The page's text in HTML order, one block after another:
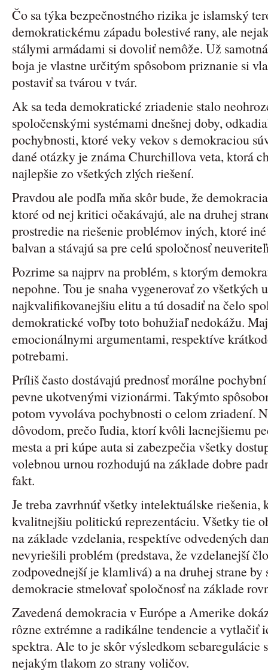
Čo sa týka bezpečnostného rizika je islamský
demokratickému západu bolestivé rany, ale
stálymi armádami si dovoliť nemôže. Už
boja je vlastne určitým spôsobom priznanie si
postaviť sa tvárou v tvár.
Ak sa teda demokratické zriadenie stalo
spoločenskými systémami dnešnej doby,
pochybnosti, ktoré veky vekov s demokraciou
dané otázky je známa Churchillova veta, ktorá
najlepšie zo všetkých zlých riešení.
Pravdou ale podľa mňa skôr bude, že
ktoré od nej kritici očakávajú, ale na druhej
prostredie na riešenie problémov iných, ktoré
balvan a stávajú sa pre celú spoločnosť
Pozrime sa najprv na problém, s ktorým
nepohne. Tou je snaha vygenerovať zo všetkých
najkvalifikovanejšiu elitu a tú dosadiť na čelo
demokratické voľby toto bohužiaľ nedokážu.
emocionálnymi argumentami, respektíve
potrebami.
Príliš často dostávajú prednosť morálne
pevne ukotvenými vizionármi. Takýmto
potom vyvoláva pochybnosti o celom zriadení.
dôvodom, prečo ľudia, ktorí kvôli lacnejšiemu
mesta a pri kúpe auta si zabezpečia všetky
volebnou urnou rozhodujú na základe dobre
fakt.
Je treba zavrhnúť všetky intelektuálske
kvalitnejšiu politickú reprezentáciu. Všetky tie
na základe vzdelania, respektíve odvedených
nevyriešili problém (predstava, že vzdelanejší
zodpovednejší je klamlivá) a na druhej strane by
demokracie stmelovať spoločnosť na základe
Zavedená demokracia v Európe a Amerike
rôzne extrémne a radikálne tendencie a vytlačiť
spektra. Ale to je skôr výsledkom
nejakým tlakom zo strany voličov.